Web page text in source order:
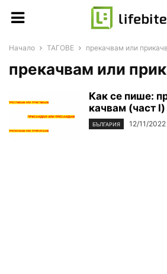
Начало ТАГОВЕ прекачвам или
прекачвам или
Как се пише:
качвам (част I)
БЪЛГАРИЯ 12/11/2022